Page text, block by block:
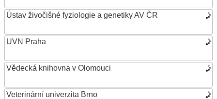
Ústav živočišné fyziologie a genetiky AV ČR
UVN Praha
Vědecká knihovna v Olomouci
Veterinární univerzita Brno